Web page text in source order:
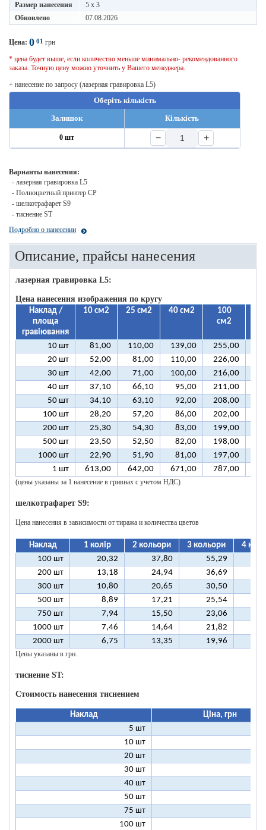
Размер нанесения
5 x 3
Обновлено
07.08.2026
Цена: 0 01 грн
* цена будет выше, если количество меньше минимально- рекомендованного
заказа. Точную цену можно уточнить у Вашего менеджера.
+ нанесение по запросу (лазерная гравировка L5)
Оберіть кількість
Залишок
Кількість
0 шт − +
Варианты нанесения:
- лазерная гравировка L5
- Полноцветный принтер CP
- шелкотрафарет S9
- тиснение ST
Подробно о нанесении
Описание, прайсы нанесения
лазерная гравировка L5:
Цена нанесения изображения по кругу
Наклад /
площа
гравіювання
10 см2 25 см2 40 см2
100
см2
10 шт 81,00 110,00 139,00 255,00
20 шт
52,00 81,00 110,00 226,00
30 шт
42,00 71,00 100,00 216,00
40 шт
37,10 66,10 95,00 211,00
50 шт
34,10 63,10 92,00 208,00
100 шт
28,20 57,20 86,00 202,00
200 шт
25,30 54,30 83,00 199,00
500 шт
23,50 52,50 82,00 198,00
1000 шт
22,90 51,90 81,00 197,00
1 шт
613,00 642,00 671,00 787,00
(цены указаны за 1 нанесение в гривнах с учетом НДС)
шелкотрафарет S9:
Цена нанесения в зависимости от тиража и количества цветов
Наклад 1 колір 2 кольори 3 кольори
4
100 шт
20,32 37,80 55,29
200 шт
13,18 24,94 36,69
300 шт
10,80 20,65 30,50
500 шт
8,89 17,21 25,54
750 шт
7,94 15,50 23,06
1000 шт
7,46 14,64 21,82
2000 шт
6,75 13,35 19,96
Цены указаны в грн.
тиснение ST:
Стоимость нанесения тиснением
Наклад
Ціна, грн
5 шт
10 шт
20 шт
30 шт
40 шт
50 шт
75 шт
100 шт